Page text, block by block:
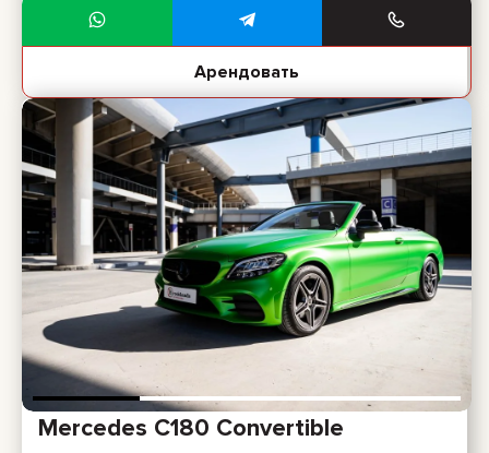
Арендовать
Mercedes C180 Convertible